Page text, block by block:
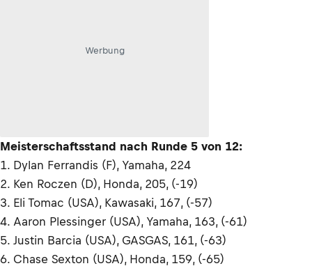
Werbung
Meisterschaftsstand nach Runde 5 von 12:
1. Dylan Ferrandis (F), Yamaha, 224
2. Ken Roczen (D), Honda, 205, (-19)
3. Eli Tomac (USA), Kawasaki, 167, (-57)
4. Aaron Plessinger (USA), Yamaha, 163, (-61)
5. Justin Barcia (USA), GASGAS, 161, (-63)
6. Chase Sexton (USA), Honda, 159, (-65)